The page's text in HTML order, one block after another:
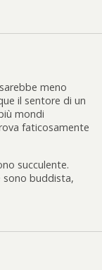
meno
il sentore di un
mondi
faticosamente
succulente.
sono buddista,